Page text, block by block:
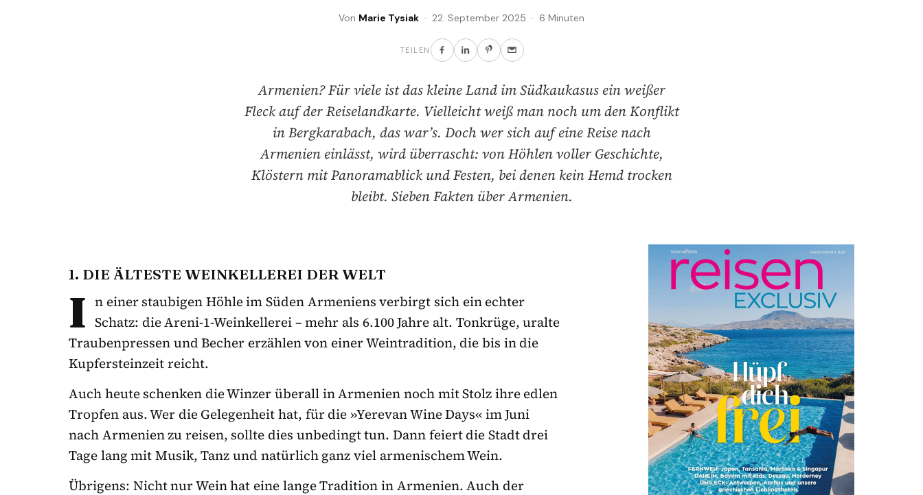
Von Marie Tysiak · 22. September 2025 · 6 Minuten
TEILEN
Armenien? Für viele ist das kleine Land im Südkaukasus ein weißer
Fleck auf der Reiselandkarte. Vielleicht weiß man noch um den Konflikt
in Bergkarabach, das war’s. Doch wer sich auf eine Reise nach
Armenien einlässt, wird überrascht: von Höhlen voller Geschichte,
Klöstern mit Panoramablick und Festen, bei denen kein Hemd trocken
bleibt. Sieben Fakten über Armenien.
1. DIE ÄLTESTE WEINKELLEREI DER WELT
I n einer staubigen Höhle im Süden Armeniens verbirgt sich ein echter
Schatz: die Areni-1-Weinkellerei – mehr als 6.100 Jahre alt. Tonkrüge, uralte
Traubenpressen und Becher erzählen von einer Weintradition, die bis in die
Kupfersteinzeit reicht.
Auch heute schenken die Winzer überall in Armenien noch mit Stolz ihre edlen
Tropfen aus. Wer die Gelegenheit hat, für die »Yerevan Wine Days« im Juni
nach Armenien zu reisen, sollte dies unbedingt tun. Dann feiert die Stadt drei
Tage lang mit Musik, Tanz und natürlich ganz viel armenischem Wein.
Übrigens: Nicht nur Wein hat eine lange Tradition in Armenien. Auch der